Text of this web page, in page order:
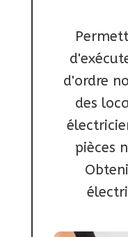
d'ordre
des
pièces